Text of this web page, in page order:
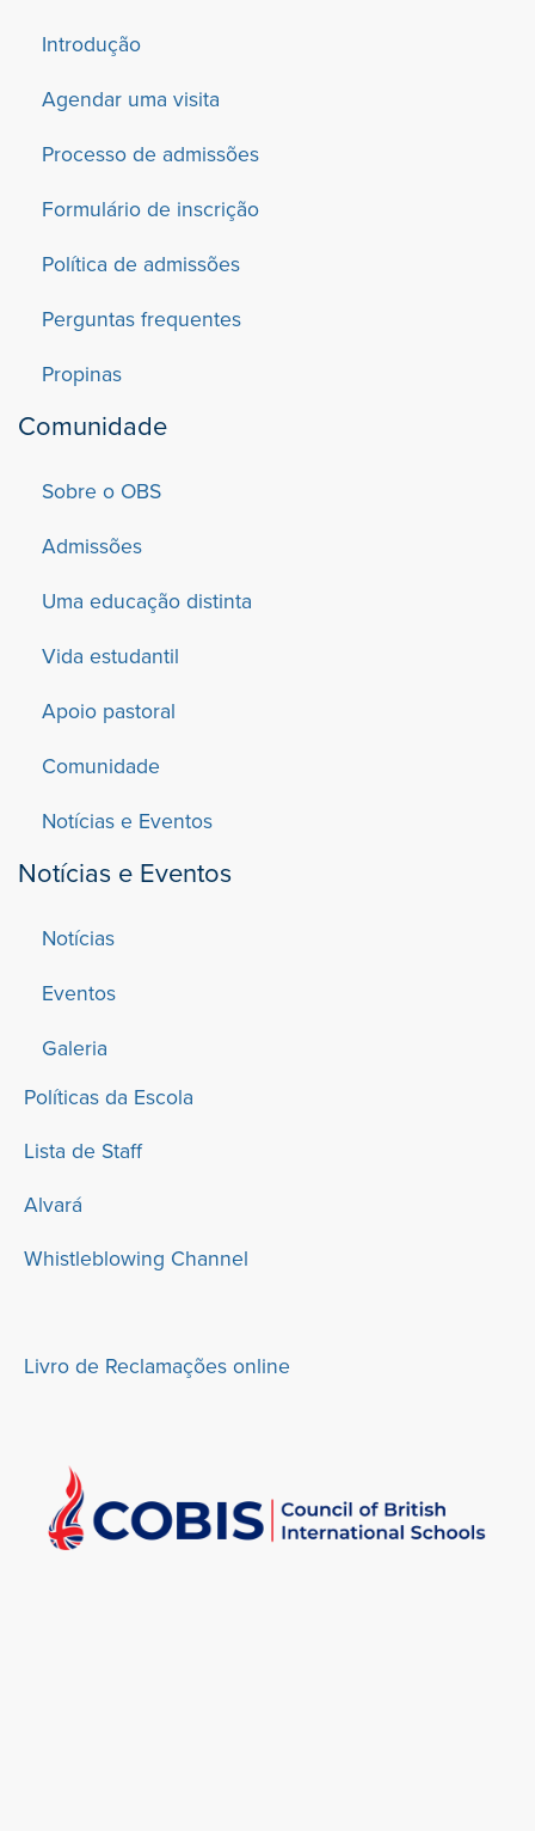
Introdução
Agendar uma visita
Processo de admissões
Formulário de inscrição
Política de admissões
Perguntas frequentes
Propinas
Comunidade
Sobre o OBS
Admissões
Uma educação distinta
Vida estudantil
Apoio pastoral
Comunidade
Notícias e Eventos
Notícias e Eventos
Notícias
Eventos
Galeria
Políticas da Escola
Lista de Staff
Alvará
Whistleblowing Channel
Livro de Reclamações online